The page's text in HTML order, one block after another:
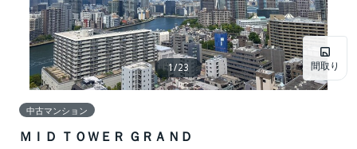
間取り
1/23
中古マンション
ＭＩＤ ＴＯＷＥＲ ＧＲＡＮＤ